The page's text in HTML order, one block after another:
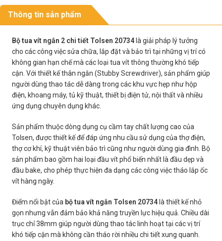
Thông tin sản phẩm
Bộ tua vít ngắn 2 chi tiết Tolsen 20734 là giải pháp lý tưởng
cho các công việc sửa chữa, lắp đặt và bảo trì tại những vị trí có
không gian hạn chế mà các loại tua vít thông thường khó tiếp
cận. Với thiết kế thân ngắn (Stubby Screwdriver), sản phẩm giúp
người dùng thao tác dễ dàng trong các khu vực hẹp như hộp
điện, khoang máy, tủ kỹ thuật, thiết bị điện tử, nội thất và nhiều
ứng dụng chuyên dụng khác.
Sản phẩm thuộc dòng dụng cụ cầm tay chất lượng cao của
Tolsen, được thiết kế để đáp ứng nhu cầu sử dụng của thợ điện,
thợ cơ khí, kỹ thuật viên bảo trì cũng như người dùng gia đình. Bộ
sản phẩm bao gồm hai loại đầu vít phổ biến nhất là đầu dẹp và
đầu bake, cho phép thực hiện đa dạng các công việc tháo lắp ốc
vít hàng ngày.
Điểm nổi bật của bộ tua vít ngắn Tolsen 20734 là thiết kế nhỏ
gọn nhưng vẫn đảm bảo khả năng truyền lực hiệu quả. Chiều dài
trục chỉ 38mm giúp người dùng thao tác linh hoạt tại các vị trí
khó tiếp cận mà không cần tháo rời nhiều chi tiết xung quanh.